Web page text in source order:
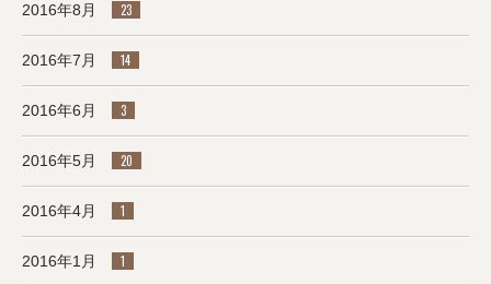
2016年8月 23
2016年7月 14
2016年6月 3
2016年5月 20
2016年4月 1
2016年1月 1